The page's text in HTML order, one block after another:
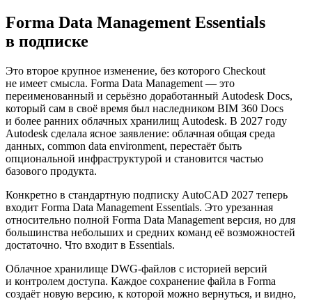
Forma Data Management Essentials
в подписке
Это второе крупное изменение, без которого Checkout
не имеет смысла. Forma Data Management — это
переименованный и серьёзно доработанный Autodesk Docs,
который сам в своё время был наследником BIM 360 Docs
и более ранних облачных хранилищ Autodesk. В 2027 году
Autodesk сделала ясное заявление: облачная общая среда
данных, common data environment, перестаёт быть
опциональной инфраструктурой и становится частью
базового продукта.
Конкретно в стандартную подписку AutoCAD 2027 теперь
входит Forma Data Management Essentials. Это урезанная
относительно полной Forma Data Management версия, но для
большинства небольших и средних команд её возможностей
достаточно. Что входит в Essentials.
Облачное хранилище DWG-файлов с историей версий
и контролем доступа. Каждое сохранение файла в Forma
создаёт новую версию, к которой можно вернуться, и видно,